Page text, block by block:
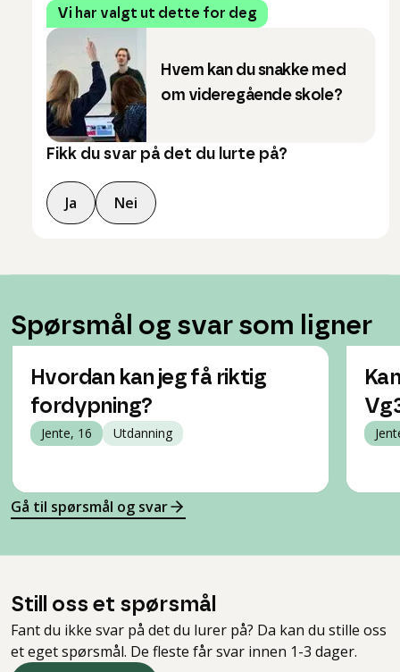
Vi har valgt ut dette for deg
Hvem kan du snakke med
om videregående skole?
Fikk du svar på det du lurte på?
Ja Nei
Spørsmål og svar som ligner
Hvordan kan jeg få riktig
fordypning?
Jente, 16 Utdanning
Gå til spørsmål og svar
Still oss et spørsmål
Fant du ikke svar på det du lurer på? Da kan du stille oss
et eget spørsmål. De fleste får svar innen 1-3 dager.